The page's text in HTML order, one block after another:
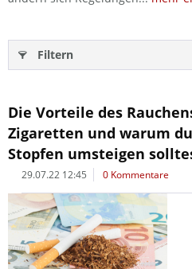
Filtern
Die Vorteile des
Zigaretten und warum
Stopfen umsteigen
29.07.22 12:45 0 Kommentare